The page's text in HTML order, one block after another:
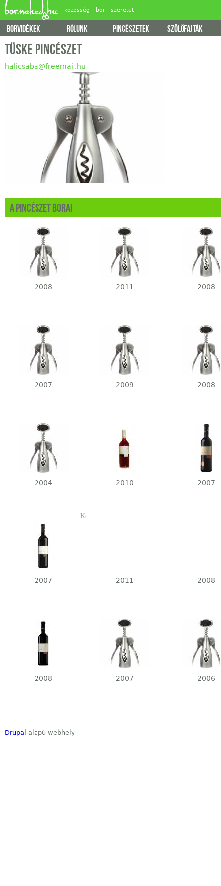
közösség - bor - szeretet
Főmenü
borvidékek rólunk pincészetek szőlőfajták
Tüske Pincészet
halicsaba@freemail.hu
A pincészet borai
2008 2011 2008
2007 2009 2008
2004 2010 2007
Kékfrankos Baranya-völgyi Hordóválogatás 2007
2007 2011 2008
2008 2007 2006
Drupal alapú webhely